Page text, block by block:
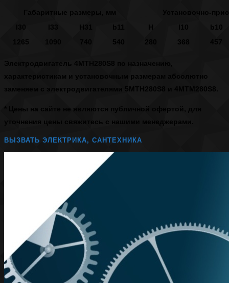
Габаритные размеры, мм
Установочно-
l30
H31 H
b10
1265
368
Электродвигатель 4МТН280S8
по назначению,
характеристикам и установочным размерам абсолютно
заменяем с электродвигателями 5МТН280S8 и 4МТМ280S8.
* Цены на сайте не являются публичной офертой, для
уточнения цены свяжитесь с нашими менеджерами.
ВЫЗВАТЬ ЭЛЕКТРИКА, САНТЕХНИКА